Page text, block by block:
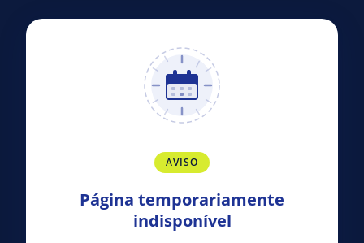
AVISO
Página temporariamente
indisponível